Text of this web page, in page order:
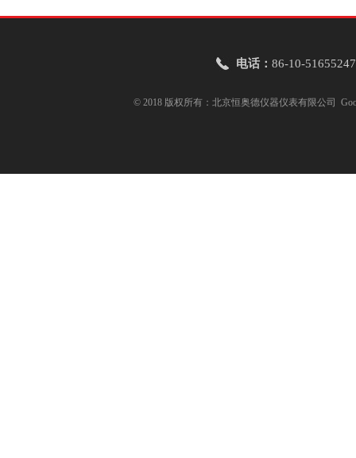
电话： 86-10-51655247
© 2018 版权所有：北京恒奥德仪器仪表有限公司